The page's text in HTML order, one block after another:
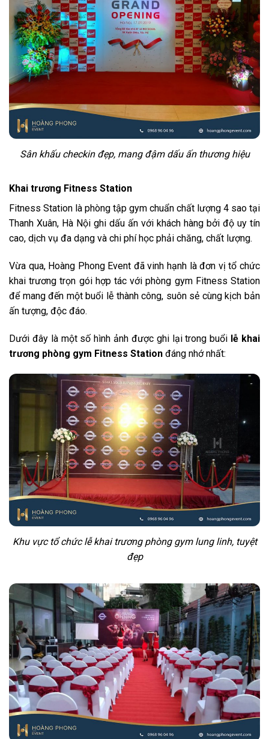
Sân khấu checkin đẹp, mang đậm dấu ấn thương hiệu
Khai trương Fitness Station
Fitness Station là phòng tập gym chuẩn chất lượng 4 sao tại
Thanh Xuân, Hà Nội ghi dấu ấn với khách hàng bởi độ uy tín
cao, dịch vụ đa dạng và chi phí học phải chăng, chất lượng.
Vừa qua, Hoàng Phong Event đã vinh hạnh là đơn vị tổ chức
khai trương trọn gói hợp tác với phòng gym Fitness Station
để mang đến một buổi lễ thành công, suôn sẻ cùng kịch bản
ấn tượng, độc đáo.
Dưới đây là một số hình ảnh được ghi lại trong buổi lễ khai
trương phòng gym Fitness Station đáng nhớ nhất:
Khu vực tổ chức lễ khai trương phòng gym lung linh, tuyệt
đẹp